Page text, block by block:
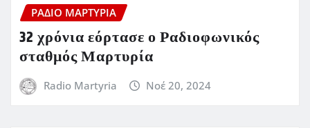
ΡΆΔΙΟ ΜΑΡΤΥΡΊΑ
32 χρόνια εόρτασε ο Ραδιοφωνικός
σταθμός Μαρτυρία
Radio Martyria Νοέ 20, 2024